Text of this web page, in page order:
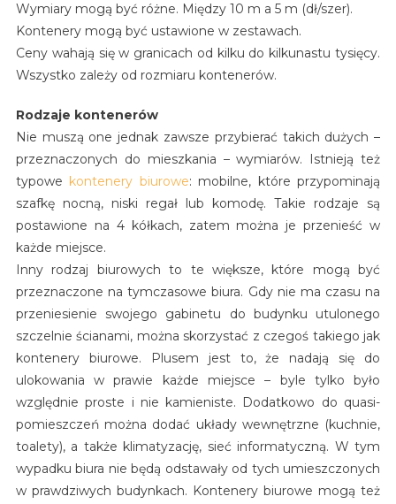
Wymiary mogą być różne. Między 10 m a 5 m (dł/szer).
Kontenery mogą być ustawione w zestawach.
Ceny wahają się w granicach od kilku do kilkunastu tysięcy.
Wszystko zależy od rozmiaru kontenerów.
Rodzaje kontenerów
Nie muszą one jednak zawsze przybierać takich dużych –
przeznaczonych do mieszkania – wymiarów. Istnieją też
typowe kontenery biurowe: mobilne, które przypominają
szafkę nocną, niski regał lub komodę. Takie rodzaje są
postawione na 4 kółkach, zatem można je przenieść w
każde miejsce.
Inny rodzaj biurowych to te większe, które mogą być
przeznaczone na tymczasowe biura. Gdy nie ma czasu na
przeniesienie swojego gabinetu do budynku utulonego
szczelnie ścianami, można skorzystać z czegoś takiego jak
kontenery biurowe. Plusem jest to, że nadają się do
ulokowania w prawie każde miejsce – byle tylko było
względnie proste i nie kamieniste. Dodatkowo do quasi-
pomieszczeń można dodać układy wewnętrzne (kuchnie,
toalety), a także klimatyzację, sieć informatyczną. W tym
wypadku biura nie będą odstawały od tych umieszczonych
w prawdziwych budynkach. Kontenery biurowe mogą też